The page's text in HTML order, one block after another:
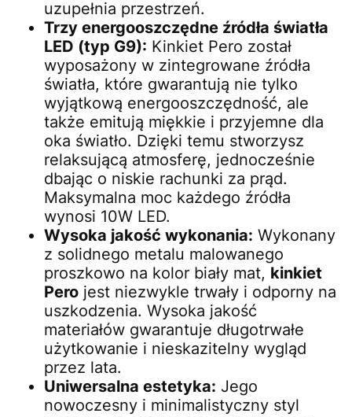
uzupełnia przestrzeń.
Trzy energooszczędne źródła światła
LED (typ G9): Kinkiet Pero został
wyposażony w zintegrowane źródła
światła, które gwarantują nie tylko
wyjątkową energooszczędność, ale
także emitują miękkie i przyjemne dla
oka światło. Dzięki temu stworzysz
relaksującą atmosferę, jednocześnie
dbając o niskie rachunki za prąd.
Maksymalna moc każdego źródła
wynosi 10W LED.
Wysoka jakość wykonania: Wykonany
z solidnego metalu malowanego
proszkowo na kolor biały mat, kinkiet
Pero jest niezwykle trwały i odporny na
uszkodzenia. Wysoka jakość
materiałów gwarantuje długotrwałe
użytkowanie i nieskazitelny wygląd
przez lata.
Uniwersalna estetyka: Jego
nowoczesny i minimalistyczny styl